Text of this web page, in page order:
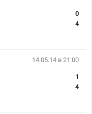
0
4
14.05.14 в 21:00
1
4